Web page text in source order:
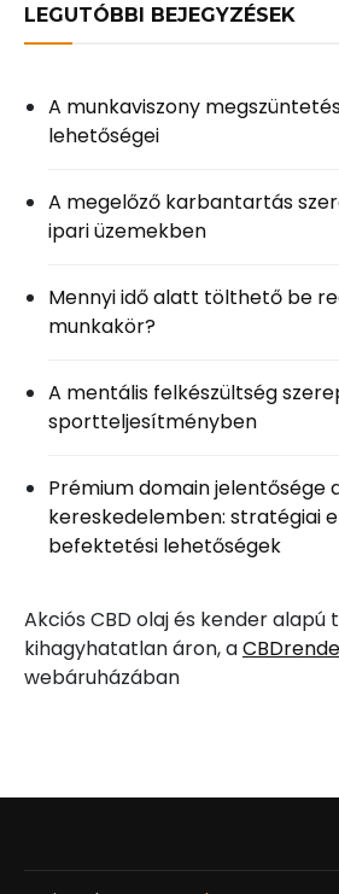
LEGUTÓBBI BEJEGYZÉSEK
A munkaviszony
lehetőségei
A megelőző karbantartás
ipari üzemekben
Mennyi idő alatt tölthető be
munkakör?
A mentális felkészültség
sportteljesítményben
Prémium domain jelentősége
kereskedelemben: stratégiai
befektetési lehetőségek
Akciós CBD olaj és kender
kihagyhatatlan áron, a
webáruházában